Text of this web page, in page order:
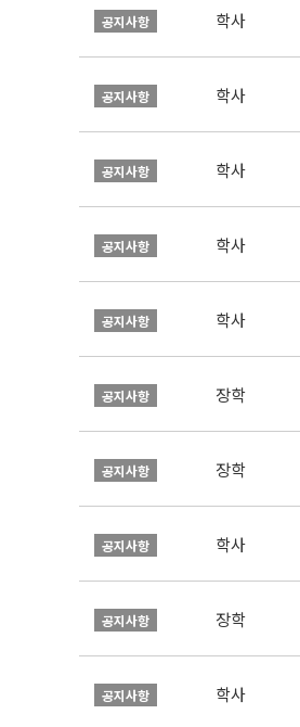
공지사항 학사
공지사항 학사
공지사항 학사
공지사항 학사
공지사항 학사
공지사항 장학
공지사항 장학
공지사항 학사
공지사항 장학
공지사항 학사